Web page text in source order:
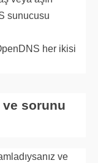
sunucusu
her ikisi
ve sorunu
ve